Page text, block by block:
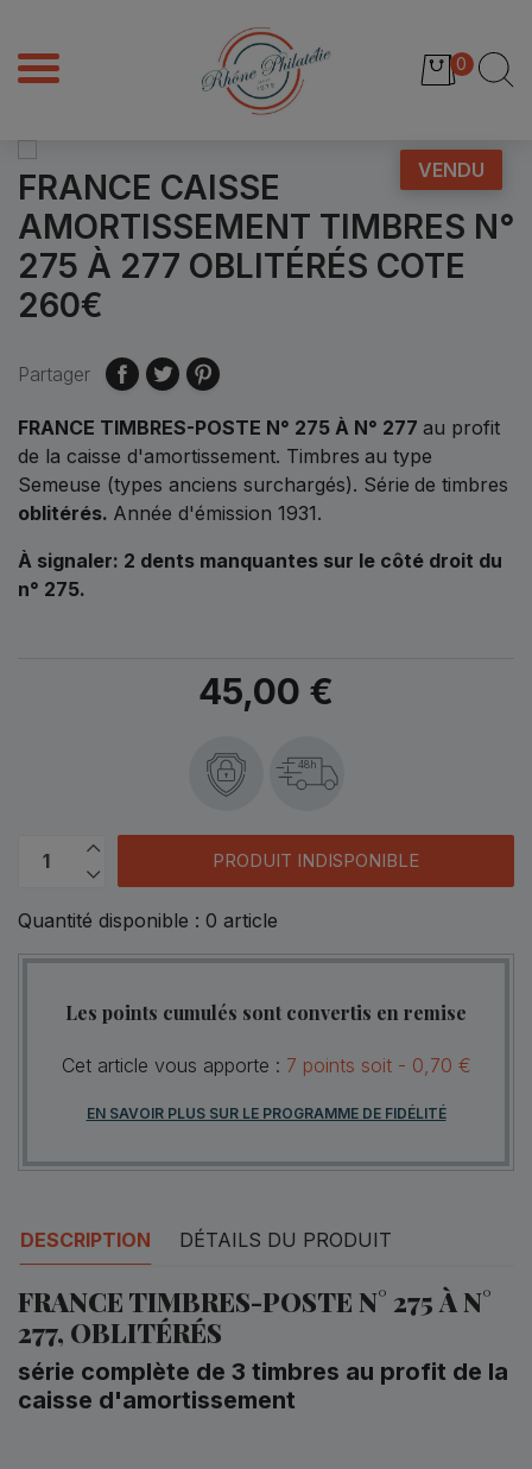
0
VENDU
FRANCE CAISSE
AMORTISSEMENT TIMBRES N°
275 À 277 OBLITÉRÉS COTE
260€
Partager
FRANCE TIMBRES-POSTE N° 275 À N° 277 au profit
de la caisse d'amortissement. Timbres au type
Semeuse (types anciens surchargés). Série de timbres
oblitérés. Année d'émission 1931.
À signaler: 2 dents manquantes sur le côté droit du
n° 275.
45,00 €
48h
PRODUIT INDISPONIBLE
Quantité disponible : 0 article
Les points cumulés sont convertis en remise
Cet article vous apporte : 7 points soit - 0,70 €
EN SAVOIR PLUS SUR LE PROGRAMME DE FIDÉLITÉ
DESCRIPTION DÉTAILS DU PRODUIT
FRANCE TIMBRES-POSTE N° 275 À N°
277, OBLITÉRÉS
série complète de 3 timbres au profit de la
caisse d'amortissement